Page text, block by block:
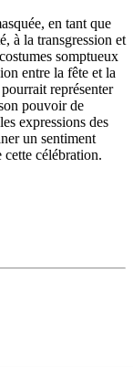
en tant que
à la transgression et
somptueux
entre la fête et la
représenter
pouvoir de
expressions des
un sentiment
célébration.